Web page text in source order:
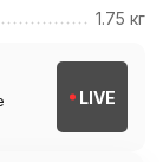
1.75 кг
LIVE